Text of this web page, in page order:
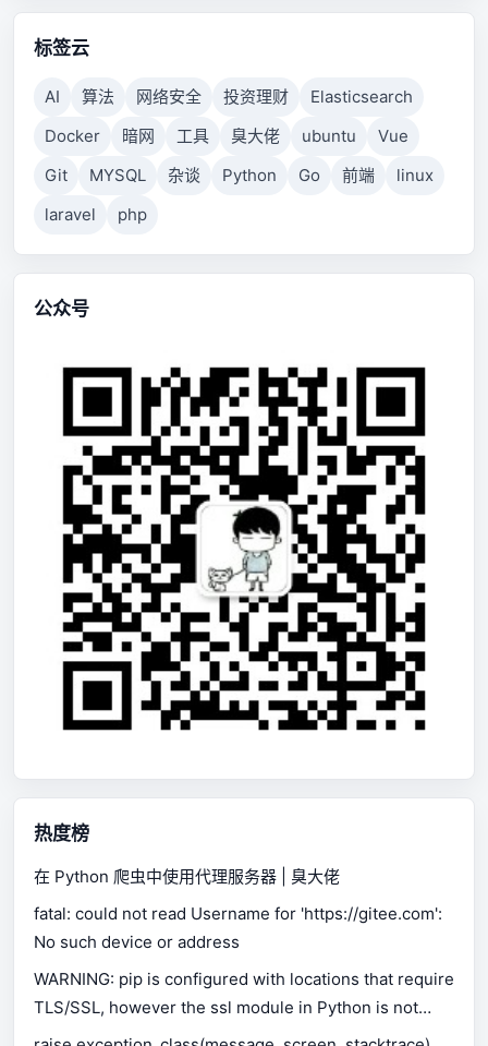
标签云
AI 算法 网络安全 投资理财
Elasticsearch
Docker
暗网 工具 臭大佬 ubuntu
Vue
Git
MYSQL 杂谈 Python Go 前端
linux
laravel
php
公众号
热度榜
在 Python 爬虫中使用代理服务器 | 臭大佬
fatal: could not read Username for 'https://gitee.com':
No such device or address
WARNING: pip is configured with locations that require
TLS/SSL, however the ssl module in Python is not
available.